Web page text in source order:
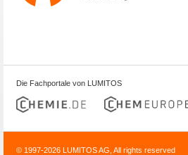
Die Fachportale von LUMITOS
© 1997-2026 LUMITOS AG, All rights reserved